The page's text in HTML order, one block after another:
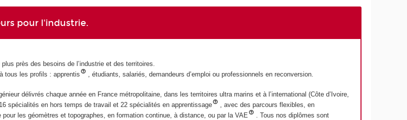
pour l'industrie.
près des besoins de l’industrie et des territoires.
tous les profils : apprentis
, étudiants, salariés, demandeurs d’emploi ou professionnels en reconversion.
délivrés chaque année en France métropolitaine, dans les territoires ultra marins et à l’international (Côte d’Ivoire,
spécialités en hors temps de travail et 22 spécialités en apprentissage
, avec des parcours flexibles, en
pour les géomètres et topographes, en formation continue, à distance, ou par la VAE
. Tous nos diplômes sont